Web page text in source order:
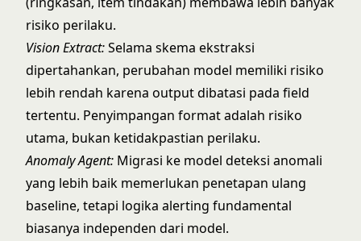
risiko perilaku.
Vision Extract:Selama skema ekstraksi
dipertahankan, perubahan model memiliki risiko
lebih rendah karena output dibatasi pada field
tertentu. Penyimpangan format adalah risiko
utama, bukan ketidakpastian perilaku.
Anomaly Agent: Migrasi ke model deteksi anomali
yang lebih baik memerlukan penetapan ulang
baseline, tetapi logika alerting fundamental
biasanya independen dari model.